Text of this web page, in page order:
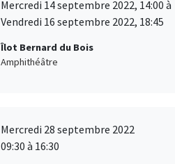
Mercredi 14 septembre 2022, 14:00 à
Vendredi 16 septembre 2022, 18:45
Îlot Bernard du Bois
Amphithéâtre
Mercredi 28 septembre 2022
09:30 à 16:30